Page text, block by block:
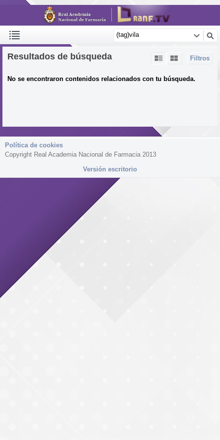
Filtros
Resultados de búsqueda
No se encontraron contenidos relacionados con tu búsqueda.
Política de cookies
Copyright Real Academia Nacional de Farmacia 2013
Versión escritorio